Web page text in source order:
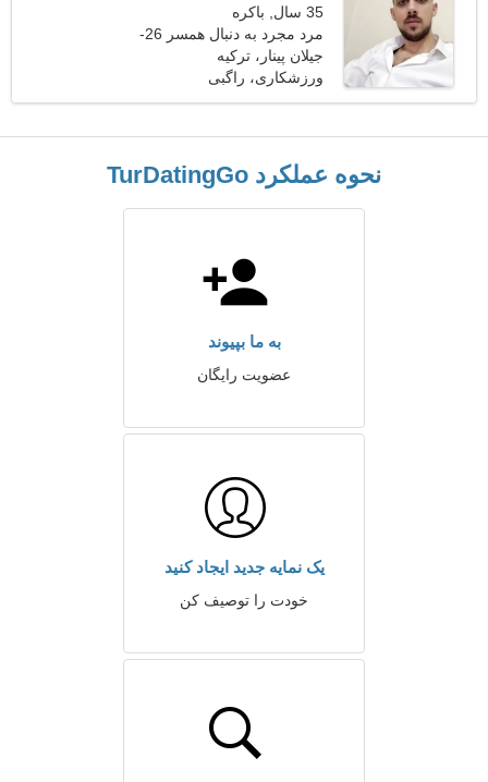
35 سال, باکره
مرد مجرد به دنبال همسر 26-
33
جیلان پینار، ترکیه
ورزشکاری، راگبی
نحوه عملکرد TurDatingGo
به ما بپیوند
عضویت رایگان
یک نمایه جدید ایجاد کنید
خودت را توصیف کن